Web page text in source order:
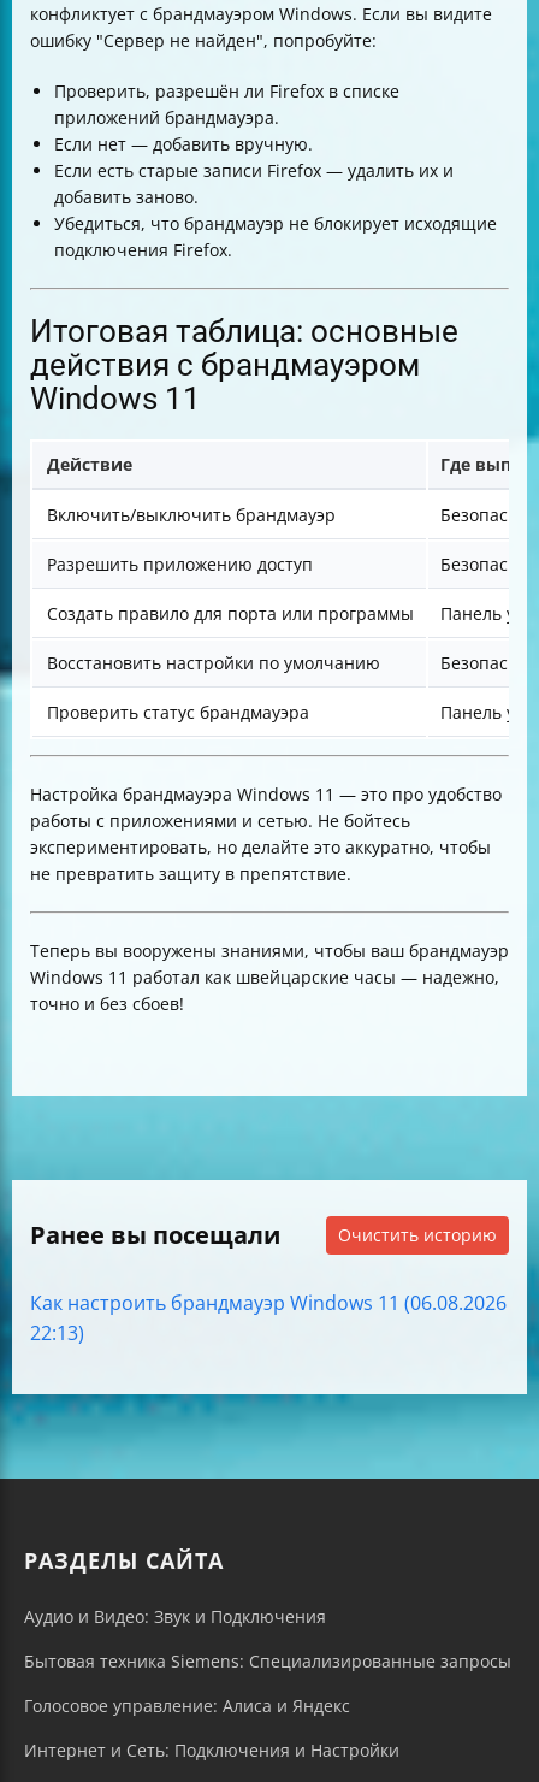
конфликтует с брандмауэром Windows. Если вы видите
ошибку "Сервер не найден", попробуйте:
Проверить, разрешён ли Firefox в списке
приложений брандмауэра.
Если нет — добавить вручную.
Если есть старые записи Firefox — удалить их и
добавить заново.
Убедиться, что брандмауэр не блокирует исходящие
подключения Firefox.
Итоговая таблица: основные
действия с брандмауэром
Windows 11
Действие Где
Включить/выключить брандмауэр
Разрешить приложению доступ
Создать правило для порта или программы Панель
Восстановить настройки по умолчанию
Проверить статус брандмауэра Панель
Настройка брандмауэра Windows 11 — это про удобство
работы с приложениями и сетью. Не бойтесь
экспериментировать, но делайте это аккуратно, чтобы
не превратить защиту в препятствие.
Теперь вы вооружены знаниями, чтобы ваш брандмауэр
Windows 11 работал как швейцарские часы — надежно,
точно и без сбоев!
Ранее вы посещали Очистить историю
Как настроить брандмауэр Windows 11 (06.08.2026
22:13)
РАЗДЕЛЫ САЙТА
Аудио и Видео: Звук и Подключения
Бытовая техника Siemens: Специализированные запросы
Голосовое управление: Алиса и Яндекс
Интернет и Сеть: Подключения и Настройки